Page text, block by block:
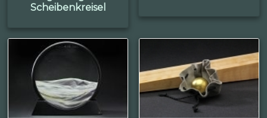
Scheibenkreisel